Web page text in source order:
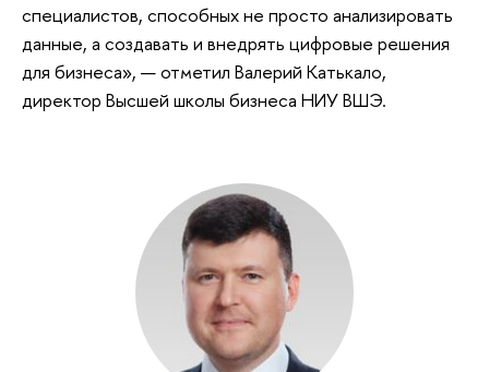
специалистов, способных не просто анализировать
данные, а создавать и внедрять цифровые решения
для бизнеса», — отметил Валерий Катькало,
директор Высшей школы бизнеса НИУ ВШЭ.